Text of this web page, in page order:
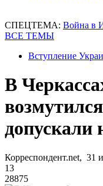
СПЕЦТЕМА: Война в
ВСЕ ТЕМЫ
Вступление
В
допускали
Корреспондент.net, 31
13
28875